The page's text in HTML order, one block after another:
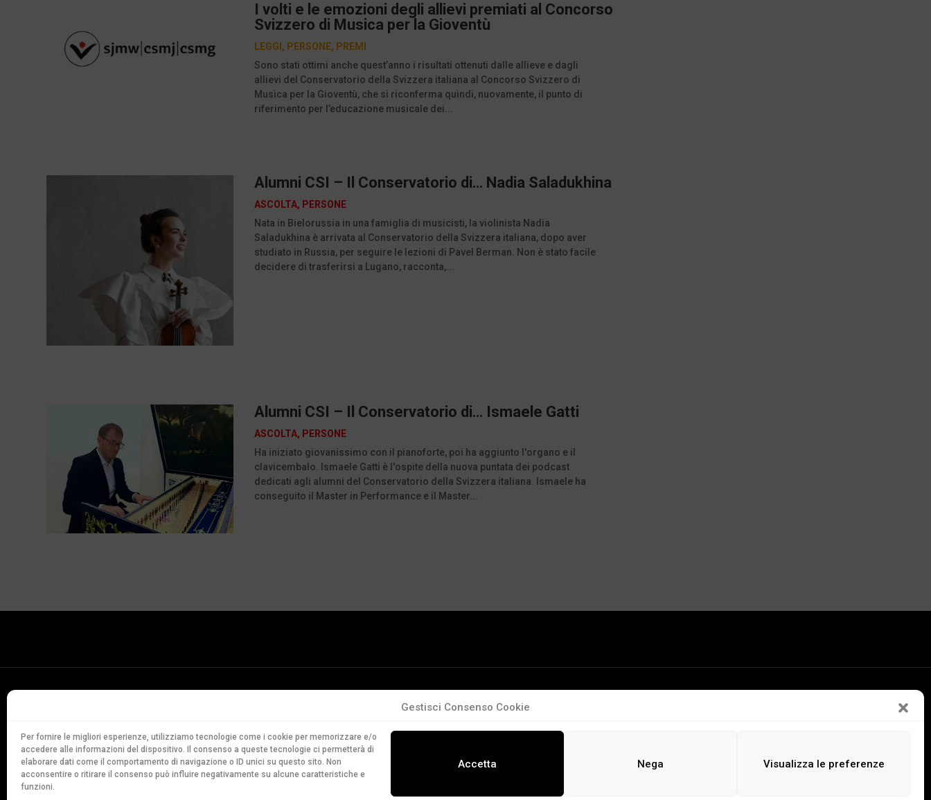
Gestisci Consenso Cookie
Per fornire le migliori esperienze, utilizziamo tecnologie come i cookie per memorizzare e/o
accedere alle informazioni del dispositivo. Il consenso a queste tecnologie ci permetterà di
elaborare dati come il comportamento di navigazione o ID unici su questo sito. Non
acconsentire o ritirare il consenso può influire negativamente su alcune caratteristiche e
funzioni.
Accetta Nega Visualizza le preferenze
I volti e le emozioni degli allievi premiati al Concorso
Svizzero di Musica per la Gioventù
LEGGI , PERSONE, PREMI
Sono stati ottimi anche quest’anno i risultati ottenuti dalle allieve e dagli
allievi del Conservatorio della Svizzera italiana al Concorso Svizzero di
Musica per la Gioventù, che si riconferma quindi, nuovamente, il punto di
riferimento per l’educazione musicale dei...
Alumni CSI – Il Conservatorio di… Nadia Saladukhina
ASCOLTA, PERSONE
Nata in Bielorussia in una famiglia di musicisti, la violinista Nadia
Saladukhina è arrivata al Conservatorio della Svizzera italiana, dopo aver
studiato in Russia, per seguire le lezioni di Pavel Berman. Non è stato facile
decidere di trasferirsi a Lugano, racconta,...
Alumni CSI – Il Conservatorio di… Ismaele Gatti
ASCOLTA, PERSONE
Ha iniziato giovanissimo con il pianoforte, poi ha aggiunto l'organo e il
clavicembalo. Ismaele Gatti è l'ospite della nuova puntata dei podcast
dedicati agli alumni del Conservatorio della Svizzera italiana. Ismaele ha
conseguito il Master in Performance e il Master...
Via Soldino 9
CH-6900 Lugano
T. +41 91 960 30 40